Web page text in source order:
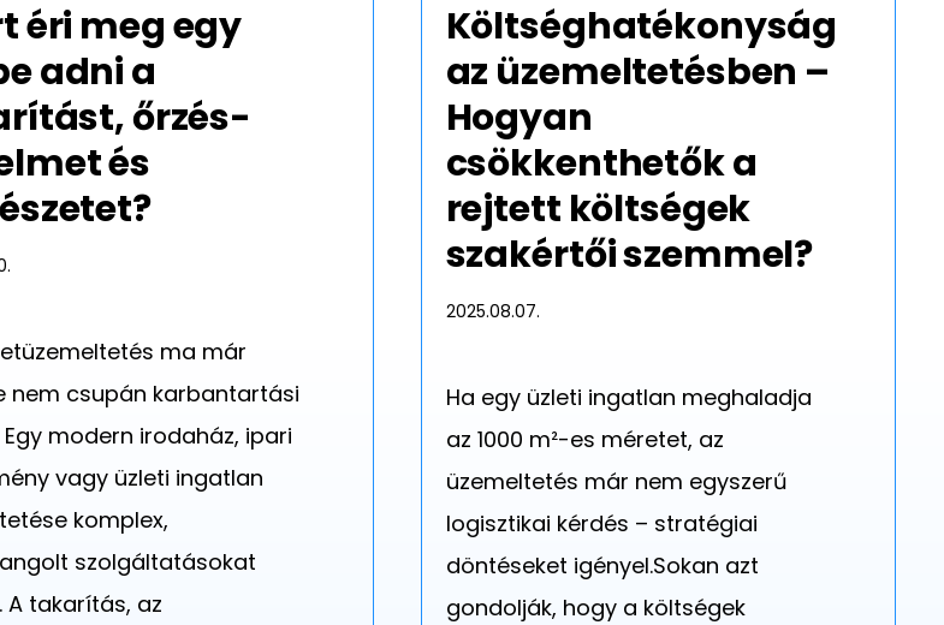
éri meg egy
adni a
őrzés-
és
ma már
nem csupán karbantartási
Egy modern irodaház, ipari
vagy üzleti ingatlan
komplex,
szolgáltatásokat
A takarítás, az
Költséghatékonyság
az üzemeltetésben –
Hogyan
csökkenthetők a
rejtett költségek
szakértői szemmel?
2025.08.07.
Ha egy üzleti ingatlan meghaladja
az 1000 m²-es méretet, az
üzemeltetés már nem egyszerű
logisztikai kérdés – stratégiai
döntéseket igényel.Sokan azt
gondolják, hogy a költségek